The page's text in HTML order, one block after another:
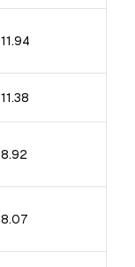
11.94
11.38
8.92
8.07